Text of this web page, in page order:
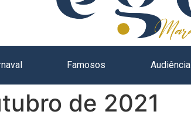
Famosos Audiência
de 2021